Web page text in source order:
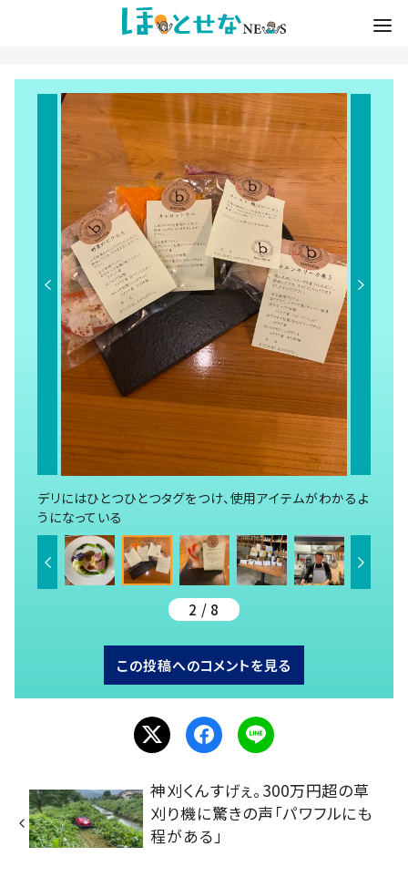
デリにはひとつひとつタグをつけ、使用アイテムがわかるよ
うになっている
2 / 8
この投稿へのコメントを見る
神刈くんすげぇ。300万円超の草
刈り機に驚きの声「パワフルにも
程がある」